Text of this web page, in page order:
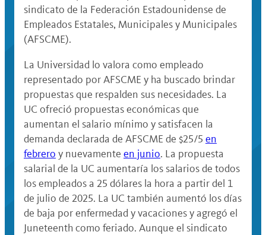
sindicato de la Federación Estadounidense de
Empleados Estatales, Municipales y Municipales
(AFSCME).
La Universidad lo valora como empleado
representado por AFSCME y ha buscado brindar
propuestas que respalden sus necesidades. La
UC ofreció propuestas económicas que
aumentan el salario mínimo y satisfacen la
demanda declarada de AFSCME de $25/5 en
febrero y nuevamente en junio. La propuesta
salarial de la UC aumentaría los salarios de todos
los empleados a 25 dólares la hora a partir del 1
de julio de 2025. La UC también aumentó los días
de baja por enfermedad y vacaciones y agregó el
Juneteenth como feriado. Aunque el sindicato